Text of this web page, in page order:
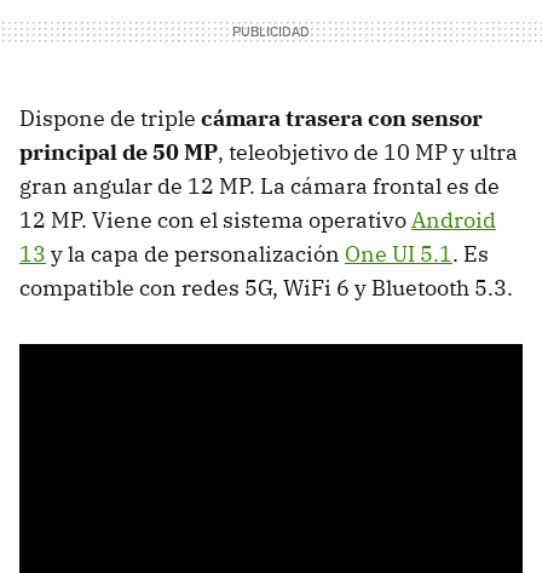
Dispone de triple cámara trasera con sensor
principal de 50 MP, teleobjetivo de 10 MP y ultra
gran angular de 12 MP. La cámara frontal es de
12 MP. Viene con el sistema operativo Android
13 y la capa de personalización One UI 5.1 . Es
compatible con redes 5G, WiFi 6 y Bluetooth 5.3.